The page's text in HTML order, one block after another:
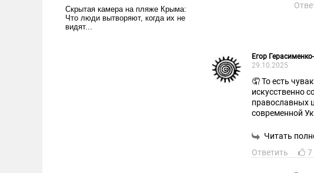
Егор
29.10.2025
🤦 То есть
искусственно
православных
современной
Читать
Ответить
7